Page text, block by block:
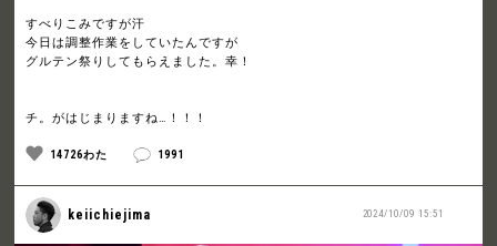
すべりこみですが汗
今日は調整作業をしていたんですが
グルテン祭りしてもらえました。幸！
チ。がはじまりますね…！！！
14726わた 1991
2024/10/09 15:51
keiichiejima